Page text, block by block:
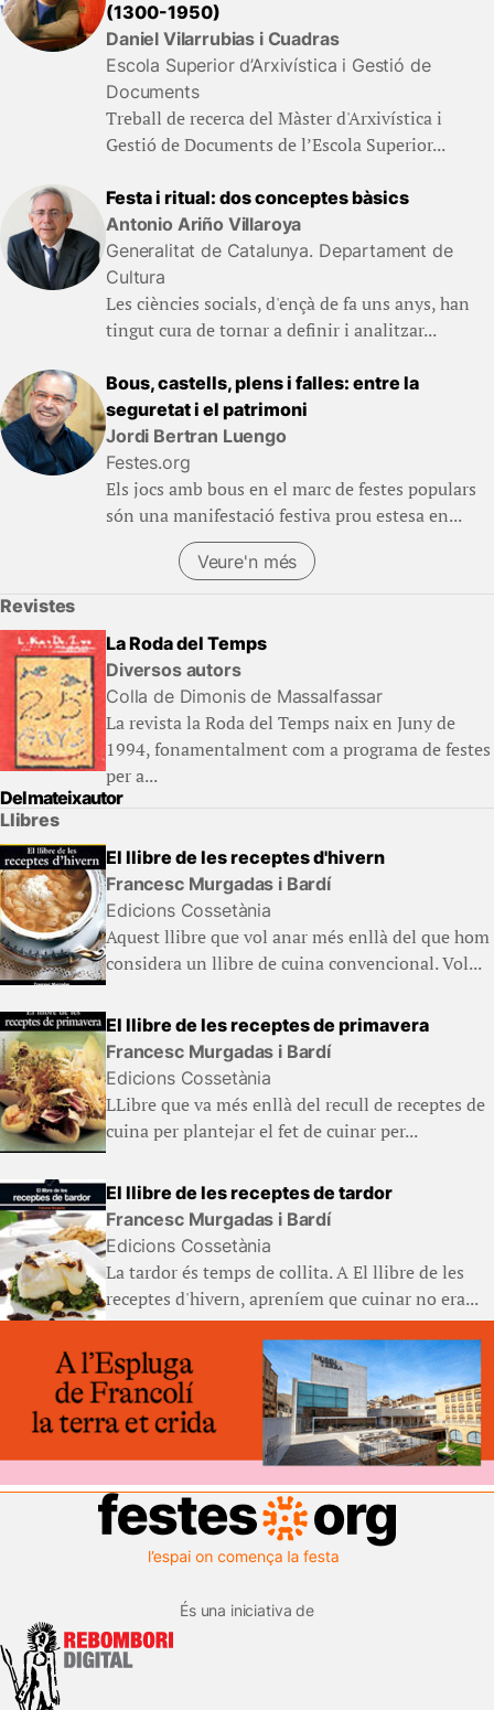
(1300-1950)
Daniel Vilarrubias i Cuadras
Escola Superior d’Arxivística i Gestió de
Documents
Treball de recerca del Màster d'Arxivística i
Gestió de Documents de l’Escola Superior...
Festa i ritual: dos conceptes bàsics
Antonio Ariño Villaroya
Generalitat de Catalunya. Departament de
Cultura
Les ciències socials, d'ençà de fa uns anys, han
tingut cura de tornar a definir i analitzar...
Bous, castells, plens i falles: entre la
seguretat i el patrimoni
Jordi Bertran Luengo
Festes.org
Els jocs amb bous en el marc de festes populars
són una manifestació festiva prou estesa en...
Veure'n més
Revistes
La Roda del Temps
Diversos autors
Colla de Dimonis de Massalfassar
La revista la Roda del Temps naix en Juny de
1994, fonamentalment com a programa de festes
per a...
Del mateix autor
Llibres
El llibre de les receptes d'hivern
Francesc Murgadas i Bardí
Edicions Cossetània
Aquest llibre que vol anar més enllà del que hom
considera un llibre de cuina convencional. Vol...
El llibre de les receptes de primavera
Francesc Murgadas i Bardí
Edicions Cossetània
LLibre que va més enllà del recull de receptes de
cuina per plantejar el fet de cuinar per...
El llibre de les receptes de tardor
Francesc Murgadas i Bardí
Edicions Cossetània
La tardor és temps de collita. A El llibre de les
receptes d'hivern, apreníem que cuinar no era...
És una iniciativa de